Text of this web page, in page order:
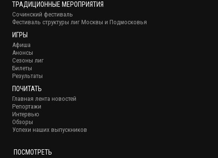
ТРАДИЦИОННЫЕ МЕРОПРИЯТИЯ
Сочинский фестиваль
Фестиваль структуры лиг Москвы и Подмосковья
ИГРЫ
Афиша
Анонсы
Сезоны лиг
Билеты
Результаты
ПОЧИТАТЬ
Главная лента новостей
Репортажи
Интервью
Обзоры
Успехи наших выпускников
ПОСМОТРЕТЬ